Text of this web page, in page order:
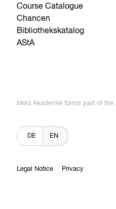
Course Catalogue
Chancen
Bibliothekskatalog
AStA
Merz Akademie forms part of the
DE EN
Legal Notice Privacy